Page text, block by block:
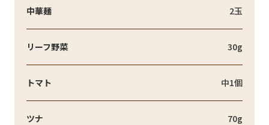
中華麺 2玉
リーフ野菜 30g
トマト 中1個
ツナ 70g